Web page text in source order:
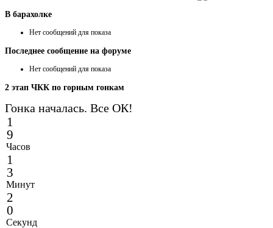
В барахолке
Нет сообщений для показа
Последнее сообщение на форуме
Нет сообщений для показа
2 этап ЧКК по горным гонкам
Гонка началась. Все ОК!
1
9
Часов
1
3
Минут
2
0
Секунд